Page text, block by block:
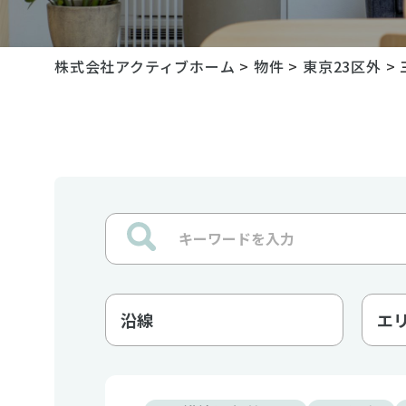
株式会社アクティブホーム >物件 > 東京23区外 >